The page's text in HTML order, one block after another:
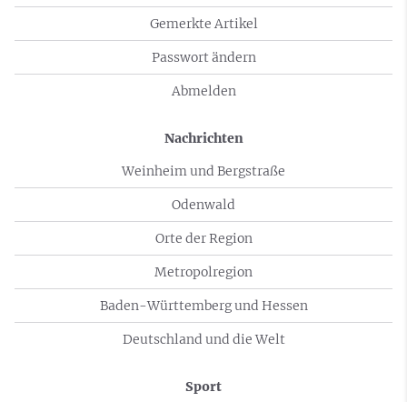
Gemerkte Artikel
Passwort ändern
Abmelden
Nachrichten
Weinheim und Bergstraße
Odenwald
Orte der Region
Metropolregion
Baden-Württemberg und Hessen
Deutschland und die Welt
Sport